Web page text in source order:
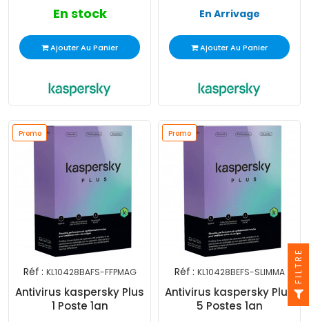
En stock
Ajouter Au Panier
En Arrivage
Ajouter Au Panier
Promo
Réf : KL10428BAFS-FFPMAG
Antivirus kaspersky Plus
1 Poste 1an
Promo
Réf : KL10428BEFS-SLIMMA
Antivirus kaspersky Plus
5 Postes 1an
FILTRE